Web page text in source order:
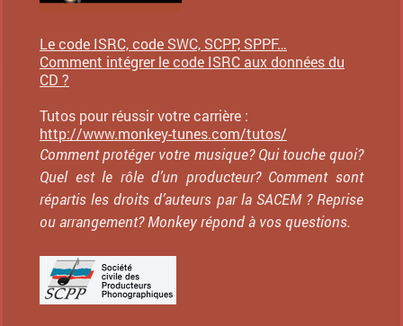
Le code ISRC, code SWC, SCPP, SPPF…
Comment intégrer le code ISRC aux données du
CD ?
Tutos pour réussir votre carrière :
http://www.monkey-tunes.com/tutos/
Comment protéger votre musique? Qui touche quoi?
Quel est le rôle d’un producteur? Comment sont
répartis les droits d’auteurs par la SACEM ? Reprise
ou arrangement? Monkey répond à vos questions.